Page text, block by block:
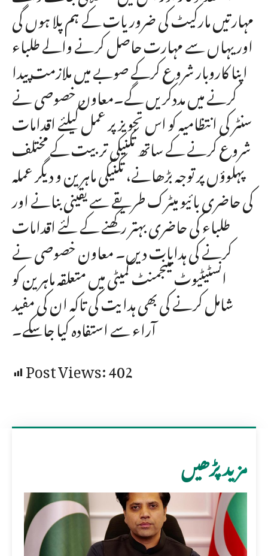
مہارتیں مارکیٹ کی ضروریات کے ہم پلا ہوں گی
اور یہاں سے مہارت حاصل کرنے والے طلباء
اپنا کاروبار شروع کرکے صوبے میں ملازمت پیدا
کرنے میں مددکریں گے۔معاون خصوصی نے
سنٹر کی انتظامیہ کو اس تجویزپر عمل کیلئے اقدامات
شروع کرنے کے ساتھ تکنیکی تربیت کے مختلف
پہلوؤں پر توجہ بڑھانے، تکنیکی ماہرین و دیگر عملہ
کی حاضری بائیو میٹرک طریقے سے یقینی بنانے اور
طلباء کی حاضری بہتر رکھنے کے لئے اقدامات
کرنے کی ہدایات دیں۔ معاون خصوصی نے
انسٹیٹیوٹ مینجمنٹ کمیٹی میں متعلقہ ماہرین کو
شامل کرنے کی بھی ہدایت کی تاکہ ان کی مفید
آراء سے استفادہ کیا جاسکے۔
Post Views:402
مزید پڑھیں